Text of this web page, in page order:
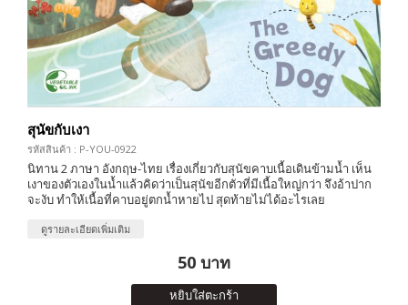
สุนัขกับเงา
รหัสสินค้า : P-YOU-0922
นิทาน 2 ภาษา อังกฤษ-ไทย เรื่องเกี่ยวกับสุนัขคาบเนื้อเดินข้ามน้ำ เห็น
เงาของตัวเองในน้ำแล้วคิดว่าเป็นสุนัขอีกตัวที่มีเนื้อใหญ่กว่า จึงอ้าปาก
จะงับ ทำให้เนื้อที่คาบอยู่ตกน้ำหายไป สุดท้ายไม่ได้อะไรเลย
ดูรายละเอียดเพิ่มเติม
50 บาท
หยิบใส่ตะกร้า